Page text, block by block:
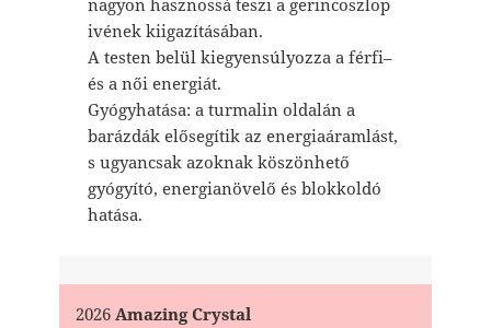
ivének kiigazításában.
A testen belül kiegyensúlyozza a férfi–
és a női energiát.
Gyógyhatása: a turmalin oldalán a
barázdák elősegítik az energiaáramlást,
s ugyancsak azoknak köszönhető
gyógyító, energianövelő és blokkoldó
hatása.
2026Amazing Crystal